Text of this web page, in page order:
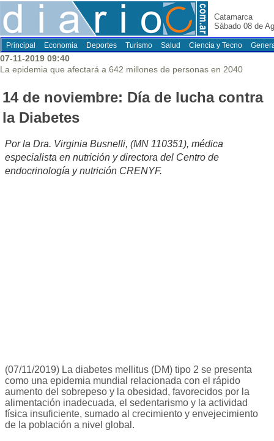
Catamarca
Sábado 08 de
Principal Economia Deportes Turismo Salud Ciencia y Tecno
07-11-2019 09:40
La epidemia que afectará a 642 millones de personas en 2040
14 de noviembre: Día de lucha contra
la Diabetes
Por la Dra. Virginia Busnelli, (MN 110351), médica
especialista en nutrición y directora del Centro de
endocrinología y nutrición CRENYF.
(07/11/2019) La diabetes mellitus (DM) tipo 2 se presenta
como una epidemia mundial relacionada con el rápido
aumento del sobrepeso y la obesidad, favorecidos por la
alimentación inadecuada, el sedentarismo y la actividad
física insuficiente, sumado al crecimiento y envejecimiento
de la población a nivel global.